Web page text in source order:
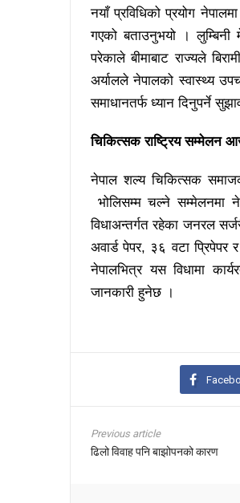
नयाँ प्रविधिको प्रयोग
गएको बताउनुभयो । लुम्बिनी
परेकाले बीमाबाट राज्यले
अर्यालले नेपालको स्वास्थ्य
समाधानतर्फ ध्यान दिनुपर्ने
चिकित्सक राष्ट्रिय सम्मेलन
नेपाल शल्य चिकित्सक
भोलिसम्म चल्ने सम्मेलनमा
विधाअन्तर्गत रहेका जनरल
अवार्ड पेपर, ३६ वटा प्रिपेपर
नेपालभित्र यस विधामा
जानकारी हुनेछ ।
Previous article
ढिलो विवाह पनि बाझोपनको कारण